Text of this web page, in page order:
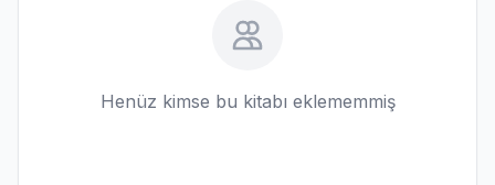
Henüz kimse bu kitabı eklememmiş